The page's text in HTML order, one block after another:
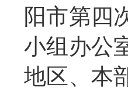
阳市第四
小组办公
地区、本